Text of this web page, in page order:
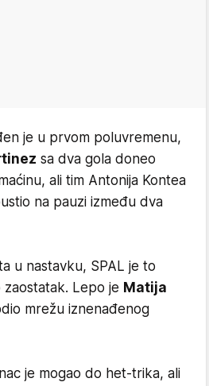
je u prvom poluvremenu,
sa dva gola doneo
ali tim Antonija Kontea
na pauzi između dva
u nastavku, SPAL je to
Lepo je Matija
mrežu iznenađenog
je mogao do het-trika, ali